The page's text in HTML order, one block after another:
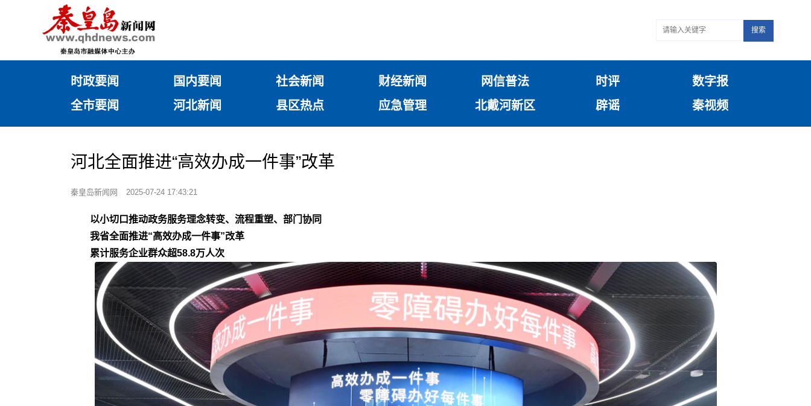
搜索
时政要闻 国内要闻 社会新闻 财经新闻 网信普法 时评
数字报
全市要闻
河北新闻 县区热点 应急管理 北戴河新区 辟谣 秦视频
河北全面推进“高效办成一件事”改革
秦皇岛新闻网 2025-07-24 17:43:21
以小切口推动政务服务理念转变、流程重塑、部门协同
我省全面推进“高效办成一件事”改革
累计服务企业群众超58.8万人次